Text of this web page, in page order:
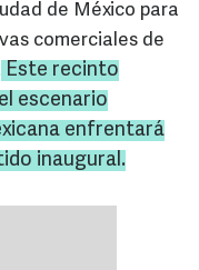
de México para
comerciales de
Este recinto
escenario
enfrentará
inaugural.